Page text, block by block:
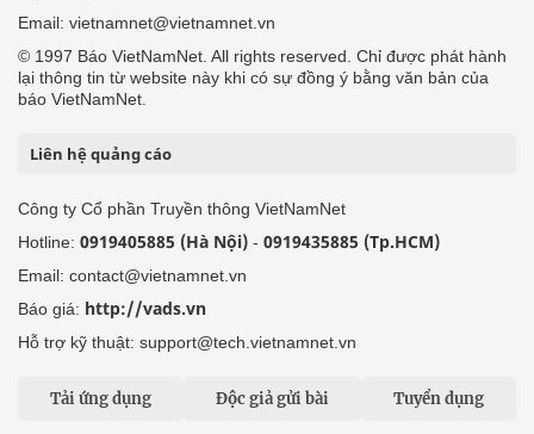
Email: vietnamnet@vietnamnet.vn
© 1997 Báo VietNamNet. All rights reserved. Chỉ được phát hành
lại thông tin từ website này khi có sự đồng ý bằng văn bản của
báo VietNamNet.
Liên hệ quảng cáo
Công ty Cổ phần Truyền thông VietNamNet
Hotline: 0919405885 (Hà Nội) - 0919435885 (Tp.HCM)
Email: contact@vietnamnet.vn
Báo giá: http://vads.vn
Hỗ trợ kỹ thuật: support@tech.vietnamnet.vn
Tải ứng dụng Độc giả gửi bài Tuyển dụng